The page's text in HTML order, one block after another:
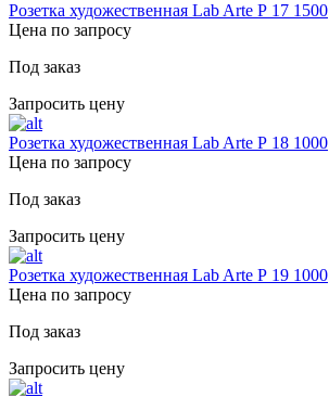
Розетка художественная Lab Arte Р 17 1500
Цена по запросу
Под заказ
Запросить цену
Розетка художественная Lab Arte Р 18 1000
Цена по запросу
Под заказ
Запросить цену
Розетка художественная Lab Arte Р 19 1000
Цена по запросу
Под заказ
Запросить цену